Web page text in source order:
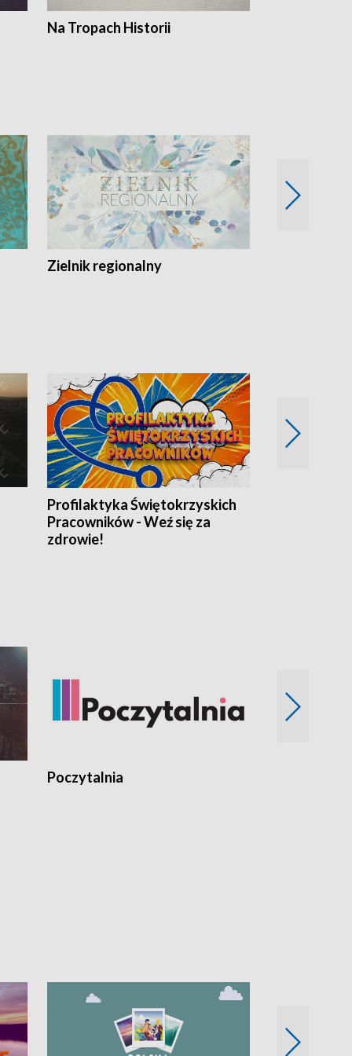
Na Tropach Historii
Zielnik regionalny
Profilaktyka Świętokrzyskich
Pracowników - Weź się za
zdrowie!
Poczytalnia